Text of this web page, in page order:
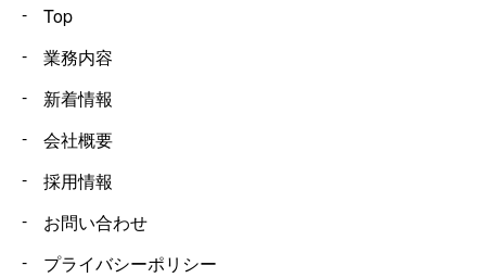
Top
業務内容
新着情報
会社概要
採用情報
お問い合わせ
プライバシーポリシー